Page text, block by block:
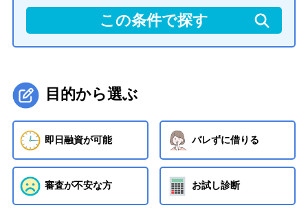
目的から選ぶ
即日融資が可能 バレずに借りる
審査が不安な方 お試し診断